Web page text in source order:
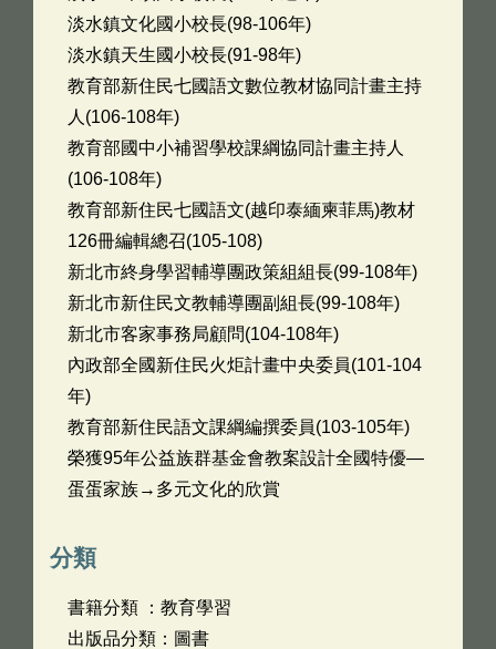
淡水鎮文化國小校長(98-106年)
淡水鎮天生國小校長(91-98年)
教育部新住民七國語文數位教材協同計畫主持
人(106-108年)
教育部國中小補習學校課綱協同計畫主持人
(106-108年)
教育部新住民七國語文(越印泰緬柬菲馬)教材
126冊編輯總召(105-108)
新北市終身學習輔導團政策組組長(99-108年)
新北市新住民文教輔導團副組長(99-108年)
新北市客家事務局顧問(104-108年)
內政部全國新住民火炬計畫中央委員(101-104
年)
教育部新住民語文課綱編撰委員(103-105年)
榮獲95年公益族群基金會教案設計全國特優—
蛋蛋家族→多元文化的欣賞
分類
書籍分類 ：教育學習
出版品分類：圖書